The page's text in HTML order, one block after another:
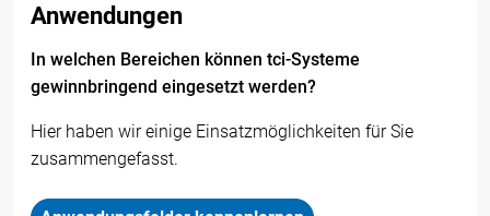
Anwendungen
In welchen Bereichen können tci-Systeme
gewinnbringend eingesetzt werden?
Hier haben wir einige Einsatzmöglichkeiten für Sie
zusammengefasst.